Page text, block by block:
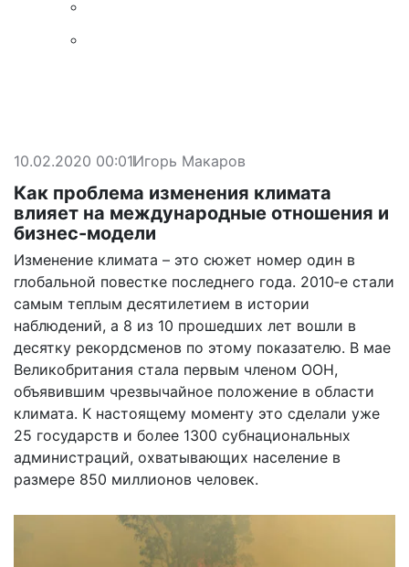
10.02.2020 00:01Игорь Макаров
Как проблема изменения климата
влияет на международные отношения и
бизнес-модели
Изменение климата – это сюжет номер один в
глобальной повестке последнего года. 2010‑е стали
самым теплым десятилетием в истории
наблюдений, а 8 из 10 прошедших лет вошли в
десятку рекордсменов по этому показателю. В мае
Великобритания стала первым членом ООН,
объявившим чрезвычайное положение в области
климата. К настоящему моменту это сделали уже
25 государств и более 1300 субнациональных
администраций, охватывающих население в
размере 850 миллионов человек.